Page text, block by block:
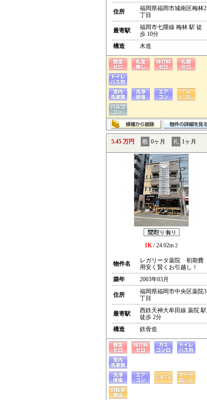
住所
福岡県福岡市城南区梅林2
丁目
最寄駅
福岡市七隈線 梅林 駅 徒
歩 10分
構造
木造
5.45 万円 敷 0ヶ月 礼 1ヶ月
1K/ 24.02m 2
物件名
レガリータ薬院 初期費
用安く賢くお引越し！
築年
2003年03月
住所
福岡県福岡市中央区薬院3
丁目
最寄駅
西鉄天神大牟田線 薬院 駅
徒歩 2分
構造
鉄骨造